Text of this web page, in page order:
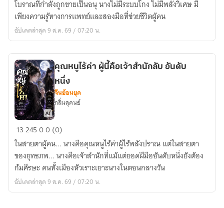
มิติ
เปิด
สำนัก
โบราณที่กำลังถูกขายเป็นอนุ นางไม่มีระบบโกง ไม่มีพลังวิเศษ มี
เพียงความรู้ทางการแพทย์และสองมือที่ช่วยชีวิตผู้คน
อัปเดตล่าสุด 9 ส.ค. 69 / 07:20 น.
คุณ
หนู
ไร้
ค่า
ผู้
นี้
คุณหนูไร้ค่า ผู้นี้คือเจ้าสำนักลับ อันดับ
หนึ่ง
จีนย้อนยุค
กลิ่นสุคนธ์
1324500 (0)
ในสายตาผู้คน... นางคือคุณหนูไร้ค่าผู้ไร้พลังปราณ แต่ในสายตา
ของยุทธภพ... นางคือเจ้าสำนักที่แม้แต่ยอดฝีมืออันดับหนึ่งยังต้อง
ก้มศีรษะ คนทั้งเมืองหัวเราะเยาะนางในตอนกลางวัน
อัปเดตล่าสุด 9 ส.ค. 69 / 07:20 น.